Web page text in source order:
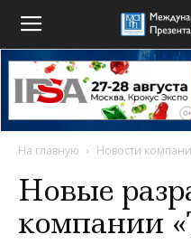
На главную Новости
Новые
компании